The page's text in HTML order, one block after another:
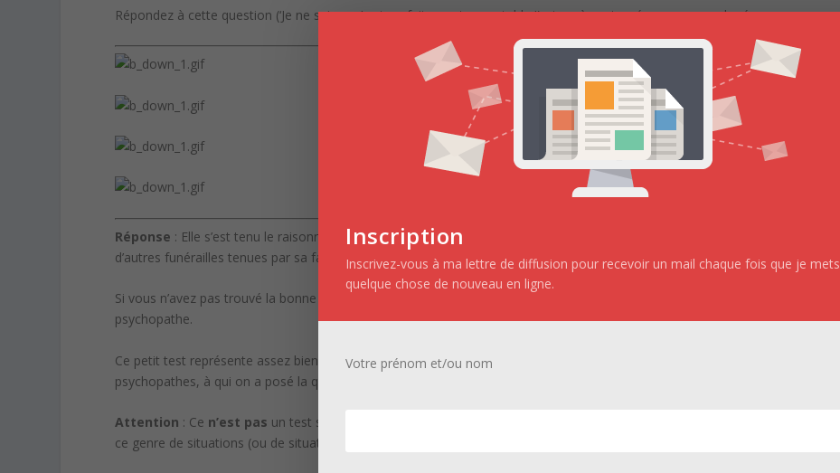
Répondez à cette question (‘Je ne sais pas’ est parfaitement acceptable !) et après votre réponse, voyez la réponse…
Réponse : Elle s’est tenu le raisonnement suivant : si ce bel homme est apparu aux funérailles de sa mère, il viendra à
d’autres funérailles tenues par sa famille.
Si vous n’avez pas trouvé la bonne réponse, soyez heureux ! Cela veut dire que vous ne pensez pas comme un
psychopathe.
Ce petit test représente assez bien la façon dont les psychopathes pensent et pour une majorité de tueurs
psychopathes, à qui on a posé la question, la réponse est évidente.
Attention : Ce n’est pas un test scientifique. N’importe quelle personne habituée aux devinettes ou qui a travaillé avec
ce genre de situations (ou de situations approchantes) devinera sans mal sans pour autant être psychopathe.
Inscription
Inscrivez-vous à ma lettre de diffusion pour recevoir un mail chaque fois que je mets
quelque chose de nouveau en ligne.
Votre prénom et/ou nom